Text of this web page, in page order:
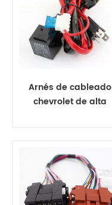
Arnés de cableado
chevrolet de alta
arnés de cableado
harley